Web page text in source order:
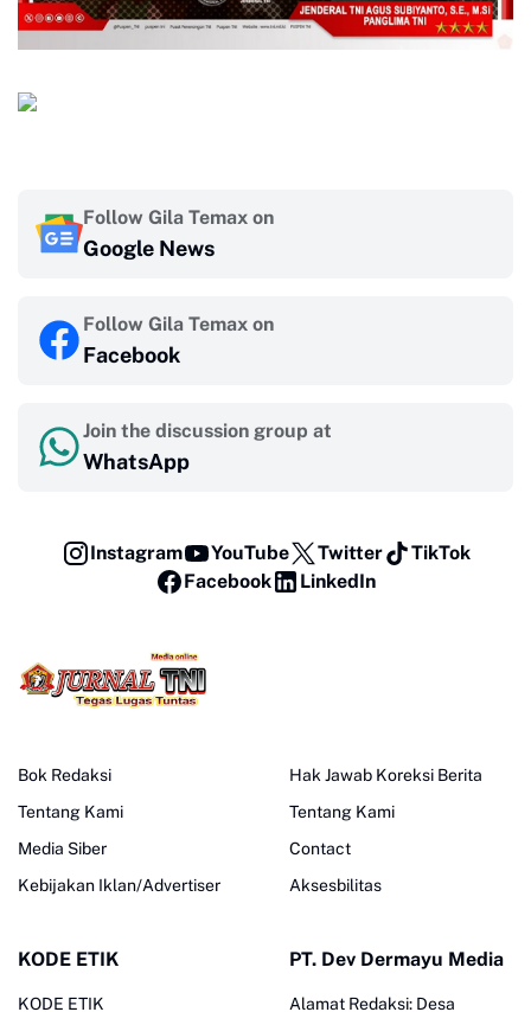
Follow Gila Temax on
Google News
Follow Gila Temax on
Facebook
Join the discussion group at
WhatsApp
Instagram YouTube Twitter
TikTok
Facebook
LinkedIn
Bok Redaksi
Tentang Kami
Media Siber
Kebijakan Iklan/Advertiser
Hak Jawab Koreksi Berita
Tentang Kami
Contact
Aksesbilitas
KODE ETIK
KODE ETIK
PT. Dev Dermayu Media
Alamat Redaksi: Desa